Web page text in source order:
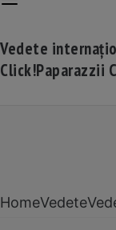
Vedete
Click!Paparazzii
HomeVedete